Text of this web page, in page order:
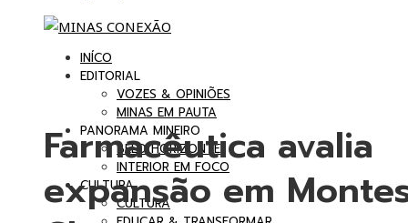
INÍCO
EDITORIAL
VOZES & OPINIÕES
MINAS EM PAUTA
PANORAMA MINEIRO
BELO HORIZONTE
INTERIOR EM FOCO
CULTURA
CULTURA
Farmacêutica avalia
expansão em